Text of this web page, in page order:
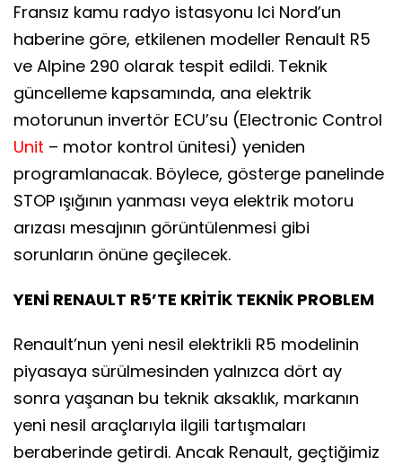
Fransız kamu radyo istasyonu Ici Nord’un
haberine göre, etkilenen modeller Renault R5
ve Alpine 290 olarak tespit edildi. Teknik
güncelleme kapsamında, ana elektrik
motorunun invertör ECU’su (Electronic Control
Unit – motor kontrol ünitesi) yeniden
programlanacak. Böylece, gösterge panelinde
STOP ışığının yanması veya elektrik motoru
arızası mesajının görüntülenmesi gibi
sorunların önüne geçilecek.
YENİ RENAULT R5’TE KRİTİK TEKNİK PROBLEM
Renault’nun yeni nesil elektrikli R5 modelinin
piyasaya sürülmesinden yalnızca dört ay
sonra yaşanan bu teknik aksaklık, markanın
yeni nesil araçlarıyla ilgili tartışmaları
beraberinde getirdi. Ancak Renault, geçtiğimiz